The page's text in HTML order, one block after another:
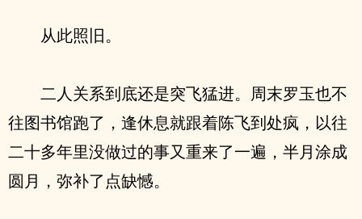
从此照旧。
二人关系到底还是突飞猛进。周末罗玉也不
往图书馆跑了，逢休息就跟着陈飞到处疯，以往
二十多年里没做过的事又重来了一遍，半月涂成
圆月，弥补了点缺憾。